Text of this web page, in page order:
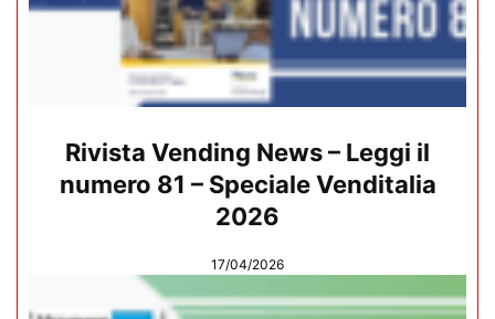
Rivista Vending News – Leggi il
numero 81 – Speciale Venditalia
2026
17/04/2026